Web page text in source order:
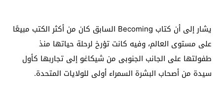
يشار إلى أن كتاب Becoming السابق كان من أكثر الكتب مبيعًا
على مستوى العالم، وفيه كانت تؤرخ لرحلة حياتها منذ
طفولتها على الجانب الجنوبى من شيكاغو إلى تجاربها كأول
سيدة من أصحاب البشرة السمراء أولى للولايات المتحدة.